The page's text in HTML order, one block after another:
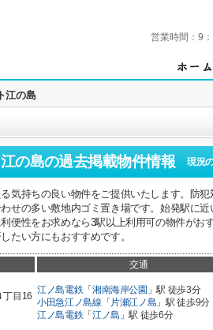
営業時間： 9
江の島
の島の過去掲載物件情報 現況
気持ちの良い物件をご提供いたします。防
せの多い敷地内ゴミ置き場です。始発駅に
便性をお求めなら3駅以上利用可の物件がお
たい方にもおすすめです。
交通
丁目16
江ノ島電鉄「 湘南海岸公園 」駅 徒歩3分
小田急江ノ島線 「 片瀬江ノ島 」駅 徒歩9分
江ノ島電鉄「 江ノ島 」駅 徒歩6分